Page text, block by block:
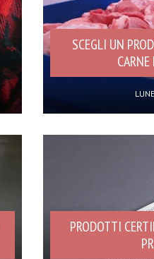
SCEGLI UN
PRODOTTI